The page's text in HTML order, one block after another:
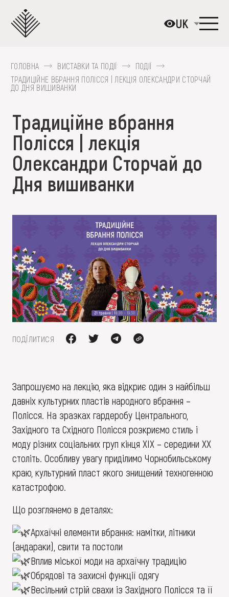
основного
вмісту
UK
ПРО МУЗЕЙ
ВИСТАВКИ ТА ПОДІЇ
МЕДІА
ВІДВІДАТИ
НАВЧИТИСЯ
ОНЛАЙН-КРАМНИЦЯ
ПІДТРИМАТИ
ГОЛОВНА ВИСТАВКИ ТА ПОДІЇ
ПОДІЇ
ТРАДИЦІЙНЕ ВБРАННЯ ПОЛІССЯ | ЛЕКЦІЯ ОЛЕКСАНДРИ СТОРЧАЙ
ДО ДНЯ ВИШИВАНКИ
Традиційне вбрання
Полісся | лекція
Олександри Сторчай до
Дня вишиванки
поділитися
Запрошуємо на лекцію, яка відкриє один з найбільш
давніх культурних пластів народного вбрання –
Полісся. На зразках гардеробу Центрального,
Західного та Східного Полісся розкриємо стиль і
моду різних соціальних груп кінця ХІХ – середини ХХ
століть. Особливу увагу приділимо Чорнобильському
краю, культурний пласт якого знищений техногенною
катастрофою.
Що розглянемо в деталях:
Архаїчні елементи вбрання: намітки, літники
(андараки), свити та постоли
Вплив міської моди на архаїчну традицію
Обрядові та захисні функції одягу
Весільний стрій свахи із Західного Полісся та її